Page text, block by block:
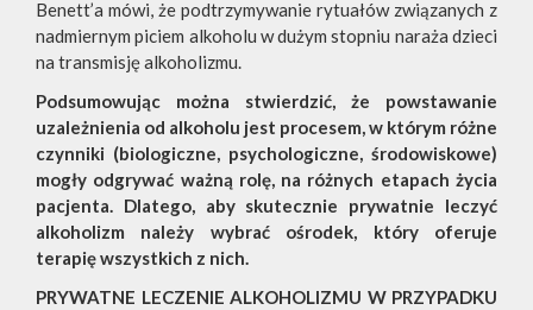
Benett’a mówi, że podtrzymywanie rytuałów związanych z
nadmiernym piciem alkoholu w dużym stopniu naraża dzieci
na transmisję alkoholizmu.
Podsumowując można stwierdzić, że powstawanie
uzależnienia od alkoholu jest procesem, w którym różne
czynniki (biologiczne, psychologiczne, środowiskowe)
mogły odgrywać ważną rolę, na różnych etapach życia
pacjenta. Dlatego, aby skutecznie prywatnie leczyć
alkoholizm należy wybrać ośrodek, który oferuje
terapię wszystkich z nich.
PRYWATNE LECZENIE ALKOHOLIZMU W PRZYPADKU